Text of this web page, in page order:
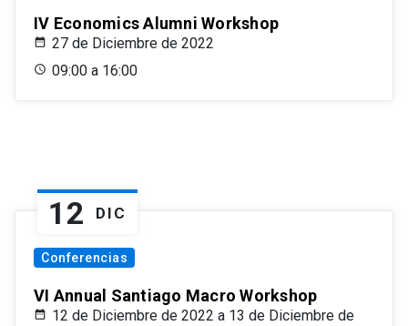
IV Economics Alumni Workshop
27 de Diciembre de 2022
09:00 a 16:00
12 DIC
Conferencias
VI Annual Santiago Macro Workshop
12 de Diciembre de 2022 a 13 de Diciembre de